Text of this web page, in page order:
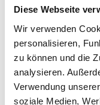
Diese Webseite
Wir verwenden
personalisieren,
zu können und die
analysieren.
Verwendung
soziale Medien,
Technical